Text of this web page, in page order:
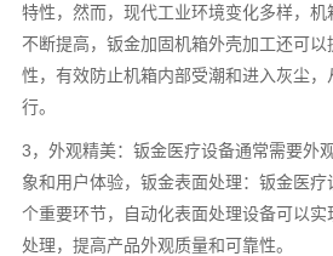
特性，然而，现代工业环境变化多样，
不断提高，钣金加固机箱外壳加工还可
性，有效防止机箱内部受潮和进入灰尘
行。
3，外观精美：钣金医疗设备通常需要外
象和用户体验，钣金表面处理：钣金医
个重要环节，自动化表面处理设备可以
处理，提高产品外观质量和可靠性。